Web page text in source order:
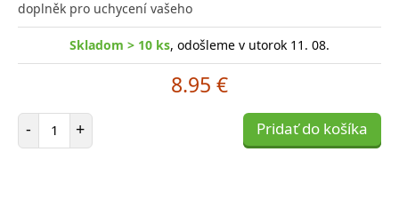
doplněk pro uchycení vašeho
Skladom > 10 ks, odošleme v utorok 11. 08.
8.95 €
- Počet položiek
+ Pridať do košíka